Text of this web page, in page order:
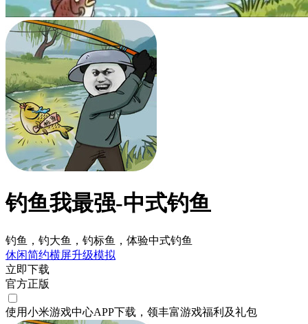
钓鱼我最强-中式钓鱼
钓鱼，钓大鱼，钓标鱼，体验中式钓鱼
休闲简约横屏升级模拟
立即下载
官方正版
使用小米游戏中心APP下载 ，领丰富游戏福利 及礼包